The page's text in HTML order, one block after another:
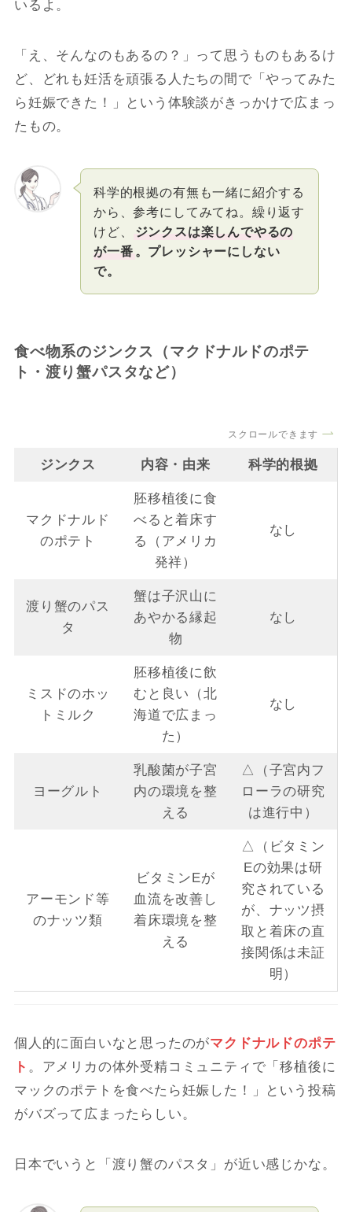
いるよ。
「え、そんなのもあるの？」って思うものもあるけ
ど、どれも妊活を頑張る人たちの間で「やってみた
ら妊娠できた！」という体験談がきっかけで広まっ
たもの。
科学的根拠の有無も一緒に紹介する
から、参考にしてみてね。繰り返す
けど、
ジンクスは楽しんでやるの
が一番 。プレッシャーにしない
で。
食べ物系のジンクス（マクドナルドのポテ
ト・渡り蟹パスタなど）
スクロールできます
ジンクス 内容・由来 科学的根拠
マクドナルド
のポテト
胚移植後に食
べると着床す
る（アメリカ
発祥）
なし
渡り蟹のパス
タ
蟹は子沢山に
あやかる縁起
物
なし
ミスドのホッ
トミルク
胚移植後に飲
むと良い（北
海道で広まっ
た）
なし
ヨーグルト
乳酸菌が子宮
内の環境を整
える
△（子宮内フ
ローラの研究
は進行中）
アーモンド等
のナッツ類
ビタミンEが
血流を改善し
着床環境を整
える
△（ビタミン
Eの効果は研
究されている
が、ナッツ摂
取と着床の直
接関係は未証
明）
個人的に面白いなと思ったのがマクドナルドのポテ
ト 。アメリカの体外受精コミュニティで「移植後に
マックのポテトを食べたら妊娠した！」という投稿
がバズって広まったらしい。
日本でいうと「渡り蟹のパスタ」が近い感じかな。